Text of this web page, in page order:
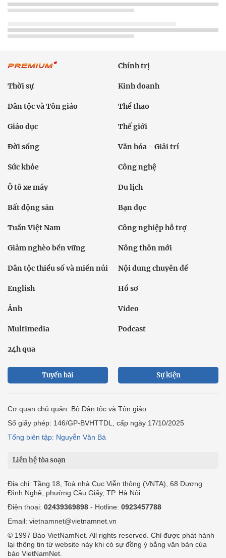
Chính trị
Thời sự Kinh doanh
Dân tộc và Tôn giáo Thể thao
Giáo dục Thế giới
Đời sống Văn hóa - Giải trí
Sức khỏe Công nghệ
Ô tô xe máy Du lịch
Bất động sản Bạn đọc
Tuần Việt Nam Công nghiệp hỗ trợ
Giảm nghèo bền vững Nông thôn mới
Dân tộc thiểu số và miền núi Nội dung chuyên đề
English Hồ sơ
Ảnh Video
Multimedia Podcast
24h qua
Tuyến bài Sự kiện
Cơ quan chủ quản: Bộ Dân tộc và Tôn giáo
Số giấy phép: 146/GP-BVHTTDL, cấp ngày 17/10/2025
Tổng biên tập: Nguyễn Văn Bá
Liên hệ tòa soạn
Địa chỉ: Tầng 18, Toà nhà Cục Viễn thông (VNTA), 68 Dương
Đình Nghệ, phường Cầu Giấy, TP. Hà Nội.
Điện thoại: 02439369898 - Hotline: 0923457788
Email: vietnamnet@vietnamnet.vn
© 1997 Báo VietNamNet. All rights reserved. Chỉ được phát hành
lại thông tin từ website này khi có sự đồng ý bằng văn bản của
báo VietNamNet.